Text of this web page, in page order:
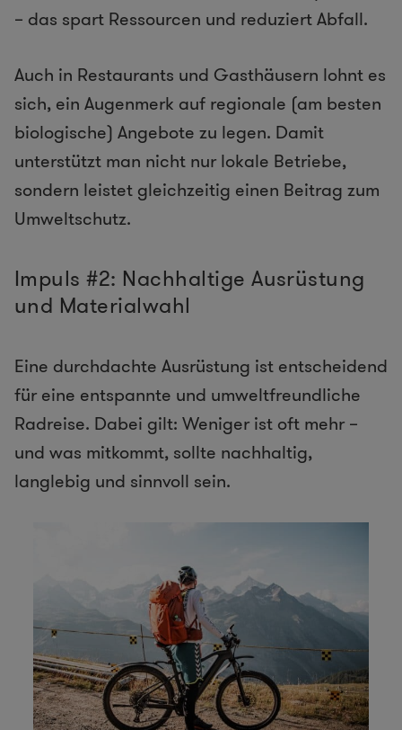
– das spart Ressourcen und reduziert Abfall.
Auch in Restaurants und Gasthäusern lohnt es
sich, ein Augenmerk auf regionale (am besten
biologische) Angebote zu legen. Damit
unterstützt man nicht nur lokale Betriebe,
sondern leistet gleichzeitig einen Beitrag zum
Umweltschutz.
Impuls #2: Nachhaltige Ausrüstung
und Materialwahl
Eine durchdachte Ausrüstung ist entscheidend
für eine entspannte und umweltfreundliche
Radreise. Dabei gilt: Weniger ist oft mehr –
und was mitkommt, sollte nachhaltig,
langlebig und sinnvoll sein.